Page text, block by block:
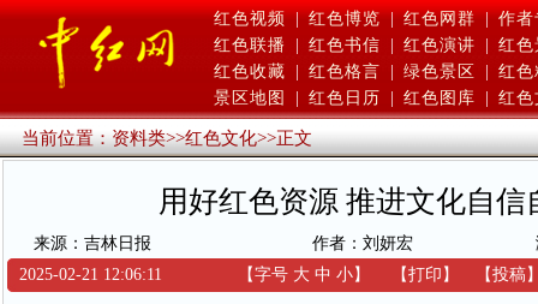
红色视频 | 红色博览 | 红色网群 | 作者
红色联播
红色书信 红色演讲
红色
红色收藏
红色格言 绿色景区
红色
景区地图
红色日历 红色图库 红色
当前位置：资料类>>红色文化>>正文
用好红色资源 推进文化自信
来源：吉林日报 作者：刘妍宏
2025-02-21 12:06:11
【字号 大 中 小】 【打印 】 【投稿